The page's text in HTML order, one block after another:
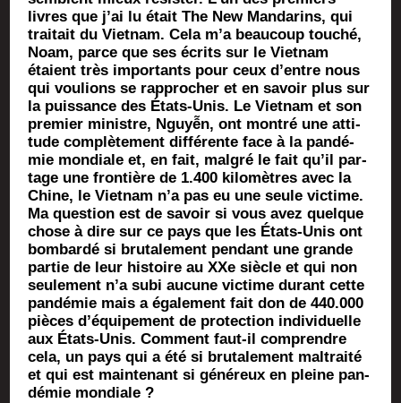
livres que j’ai lu était The New Man­da­rins, qui
trai­tait du Viet­nam. Cela m’a beau­coup tou­ché,
Noam, parce que ses écrits sur le Viet­nam
étaient très impor­tants pour ceux d’entre nous
qui vou­lions se rap­pro­cher et en savoir plus sur
la puis­sance des États-Unis. Le Viet­nam et son
pre­mier ministre, Nguyễn, ont mon­tré une atti­
tude com­plè­te­ment dif­fé­rente face à la pan­dé­
mie mon­diale et, en fait, mal­gré le fait qu’il par­
tage une fron­tière de 1.400 kilo­mètres avec la
Chine, le Viet­nam n’a pas eu une seule vic­time.
Ma ques­tion est de savoir si vous avez quelque
chose à dire sur ce pays que les États-Unis ont
bom­bar­dé si bru­ta­le­ment pen­dant une grande
par­tie de leur his­toire au XXe siècle et qui non
seule­ment n’a subi aucune vic­time durant cette
pan­dé­mie mais a éga­le­ment fait don de 440.000
pièces d’é­qui­pe­ment de pro­tec­tion indi­vi­duelle
aux États-Unis. Com­ment faut-il com­prendre
cela, un pays qui a été si bru­ta­le­ment mal­trai­té
et qui est main­te­nant si géné­reux en pleine pan­
dé­mie mondiale ?